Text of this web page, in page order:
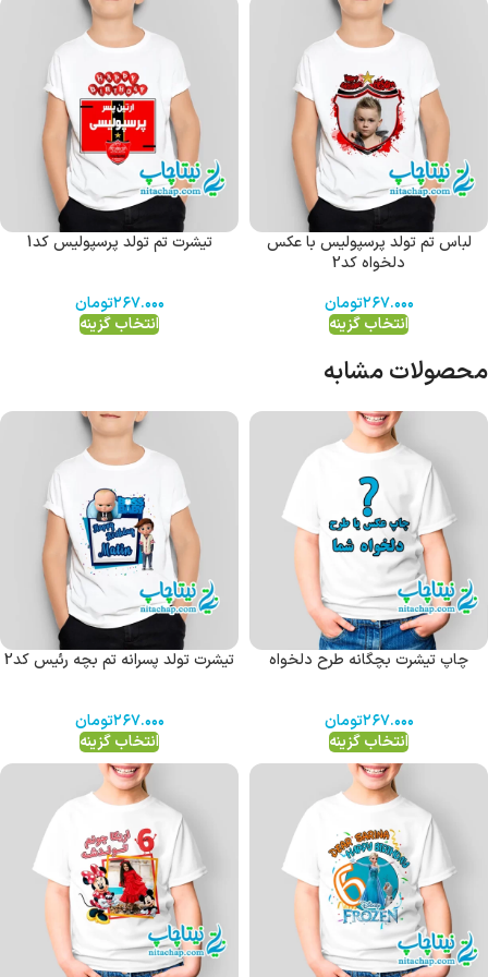
لباس تم تولد پرسپولیس با عکس
دلخواه کد2
۲۶۷.۰۰۰تومان
انتخاب گزینه
تیشرت تم تولد پرسپولیس کد1
۲۶۷.۰۰۰تومان
انتخاب گزینه
محصولات مشابه
چاپ تیشرت بچگانه طرح دلخواه
۲۶۷.۰۰۰تومان
انتخاب گزینه
تیشرت تولد پسرانه تم بچه رئیس کد2
۲۶۷.۰۰۰تومان
انتخاب گزینه